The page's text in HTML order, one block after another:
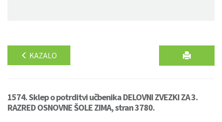
KAZALO
1574. Sklep o potrditvi učbenika DELOVNI ZVEZKI ZA 3.
RAZRED OSNOVNE ŠOLE ZIMA, stran 3780.